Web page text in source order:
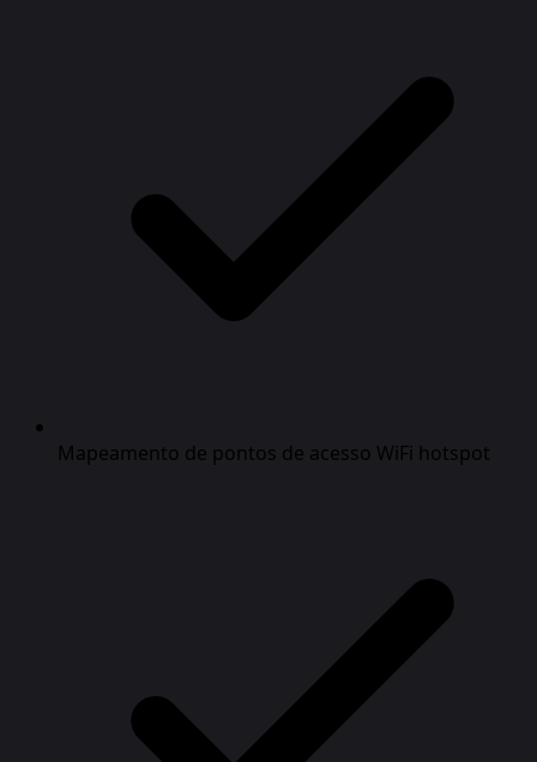
Mapeamento de pontos de acesso WiFi hotspot